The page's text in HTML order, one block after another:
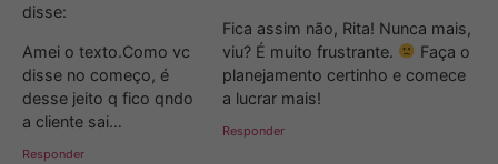
disse:
Amei o texto.Como vc
disse no começo, é
desse jeito q fico qndo
a cliente sai…
Responder
Fica assim não, Rita! Nunca mais,
viu? É muito frustrante.
Faça o
planejamento certinho e comece
a lucrar mais!
Responder